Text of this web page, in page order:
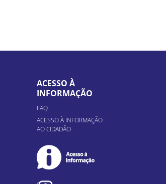
ACESSO À
INFORMAÇÃO
FAQ
ACESSO À INFORMAÇÃO
AO CIDADÃO